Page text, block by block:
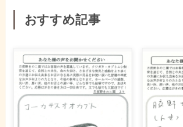
おすすめ記事